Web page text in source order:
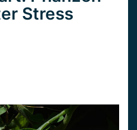
Stress